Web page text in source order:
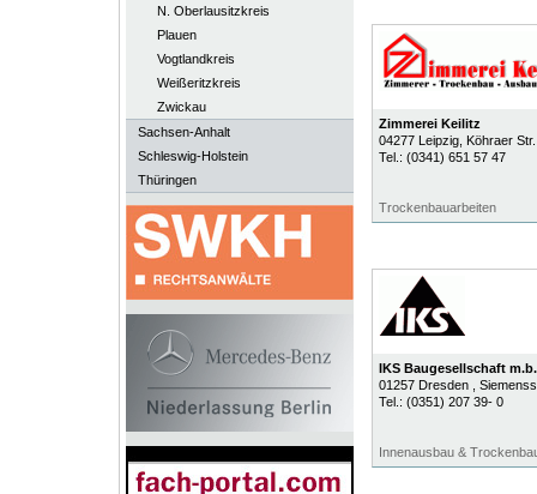
N. Oberlausitzkreis
Plauen
Vogtlandkreis
Weißeritzkreis
Zwickau
Sachsen-Anhalt
Schleswig-Holstein
Thüringen
Zimmerei Keilitz
04277 Leipzig, Köhraer
Tel.: (0341) 651 57 47
Trockenbauarbeiten
IKS Baugesellschaft
01257 Dresden
,
Tel.: (0351) 207 39- 0
Innenausbau &